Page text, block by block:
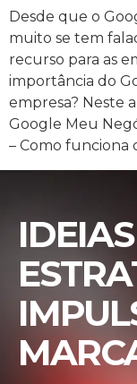
Desde que o
muito se tem
recurso para as
importância do
empresa? Neste
Google Meu
– Como funciona
IDEIAS